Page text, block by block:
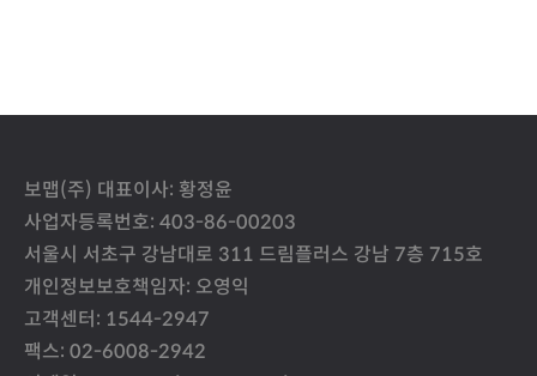
보맵(주) 대표이사: 황정윤
사업자등록번호: 403-86-00203
서울시 서초구 강남대로 311 드림플러스 강남 7층 715호
개인정보보호책임자: 오영익
고객센터: 1544-2947
팩스: 02-6008-2942